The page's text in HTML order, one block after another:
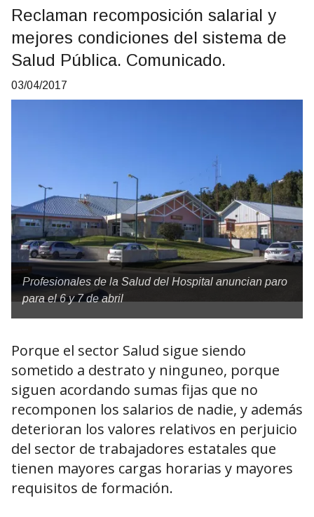
Reclaman recomposición salarial y
mejores condiciones del sistema de
Salud Pública. Comunicado.
03/04/2017
Profesionales de la Salud del Hospital anuncian paro
para el 6 y 7 de abril
Porque el sector Salud sigue siendo
sometido a destrato y ninguneo, porque
siguen acordando sumas fijas que no
recomponen los salarios de nadie, y además
deterioran los valores relativos en perjuicio
del sector de trabajadores estatales que
tienen mayores cargas horarias y mayores
requisitos de formación.